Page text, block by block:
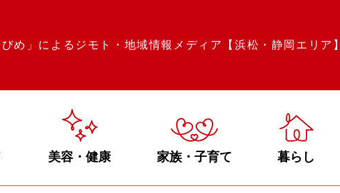
め」によるジモト・地域情報メディア【浜松・静岡エリア】
美容・健康 家族・子育て 暮らし